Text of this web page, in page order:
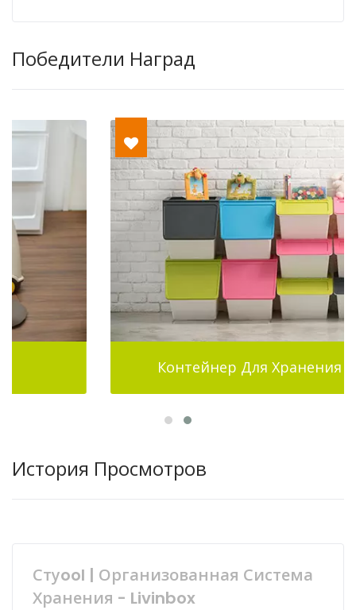
Победители Наград
Контейнер Для Хранения Pelican
История Просмотров
Стуool | Организованная Система
Хранения - Livinbox